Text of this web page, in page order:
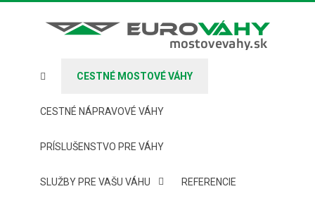
CESTNÉ MOSTOVÉ VÁHY
CESTNÉ NÁPRAVOVÉ VÁHY
PRÍSLUŠENSTVO PRE VÁHY
SLUŽBY PRE VAŠU VÁHU REFERENCIE